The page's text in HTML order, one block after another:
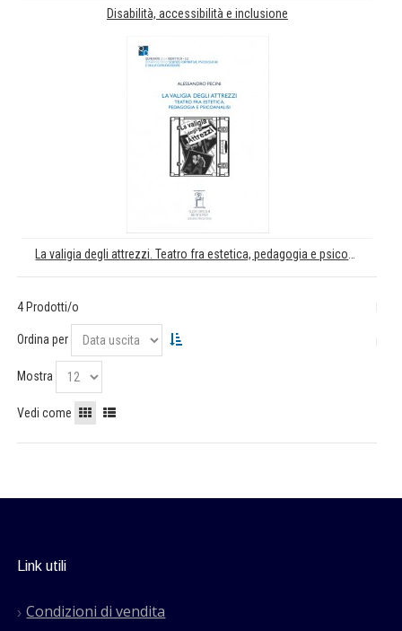
Disabilità, accessibilità e inclusione
4 Prodotti/o
Ordina per
Mostra
Vedi come
Link utili
Condizioni di vendita